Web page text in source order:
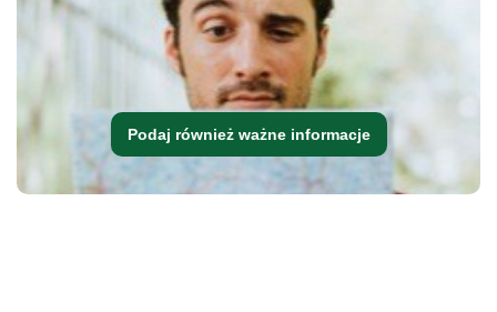
Podaj również ważne informacje